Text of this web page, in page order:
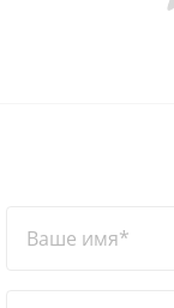
Ваше имя*